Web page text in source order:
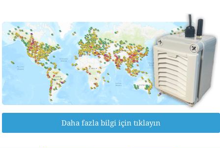
Daha fazla bilgi için tıklayın